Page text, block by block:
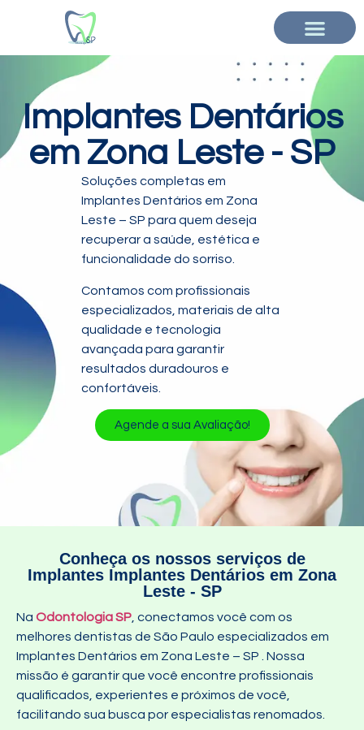
Implantes Dentários
em Zona Leste - SP
Soluções completas em
Implantes Dentários em Zona
Leste – SP para quem deseja
recuperar a saúde, estética e
funcionalidade do sorriso.
Contamos com profissionais
especializados, materiais de alta
qualidade e tecnologia
avançada para garantir
resultados duradouros e
confortáveis.
Agende a sua Avaliação!
Conheça os nossos serviços de
Implantes Implantes Dentários em Zona
Leste - SP
Na Odontologia SP , conectamos você com os
melhores dentistas de São Paulo especializados em
Implantes Dentários em Zona Leste – SP
. Nossa
missão é garantir que você encontre profissionais
qualificados, experientes e próximos de você,
facilitando sua busca por especialistas renomados.